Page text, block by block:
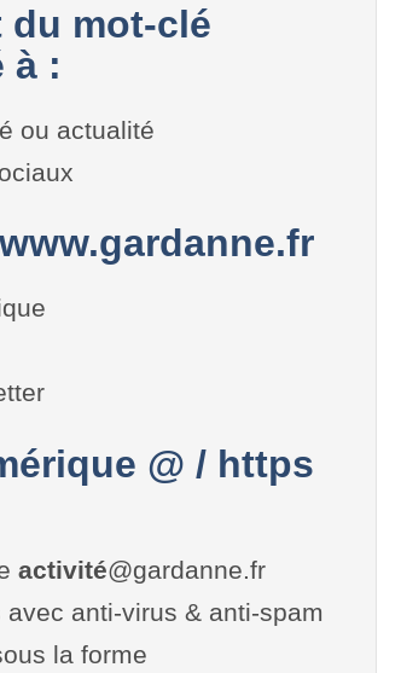
du mot-clé
à :
ou actualité
@ / https
activité@gardanne.fr
anti-virus & anti-spam
la forme